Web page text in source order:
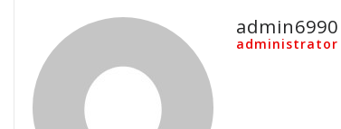
admin6990
administrator